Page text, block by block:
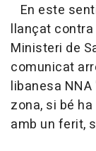
En este
llançat
Ministeri de
comunicat
libanesa
zona, si bé
amb un ferit,